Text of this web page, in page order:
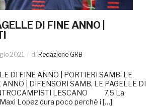
DI FINE ANNO |
2021 di Redazione GRB
DI FINE ANNO | PORTIERI SAMB, LE
ANNO | DIFENSORI SAMB, LE PAGELLE DI
LESCANO 7,5 La
Lopez dura poco perché i […]